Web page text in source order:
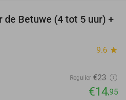
35%
de Betuwe (4 tot 5 uur) +
9.6 star
Regulier €23
€14,95